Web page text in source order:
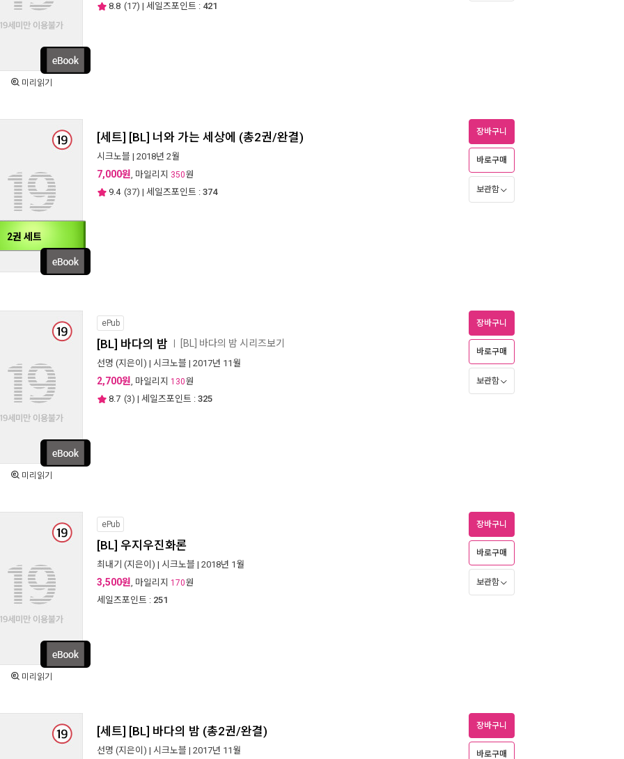
미리읽기
8.8 (17) | 세일즈포인트 : 421
2권 세트
[세트] [BL] 너와 가는 세상에 (총2권/완결)
시크노블 | 2018년 2월
7,000원, 마일리지 350원
9.4 (37) | 세일즈포인트 : 374
장바구니
바로구매
보관함
미리읽기
ePub
[BL] 바다의 밤 [BL] 바다의 밤 시리즈보기
선명 (지은이) | 시크노블 | 2017년 11월
2,700원, 마일리지 130원
8.7 (3) | 세일즈포인트 : 325
장바구니
바로구매
보관함
미리읽기
ePub
[BL] 우지우진화론
최내기 (지은이) | 시크노블 | 2018년 1월
3,500원, 마일리지 170원
세일즈포인트 : 251
장바구니
바로구매
보관함
[세트] [BL] 바다의 밤 (총2권/완결)
선명 (지은이) | 시크노블 | 2017년 11월
장바구니
바로구매